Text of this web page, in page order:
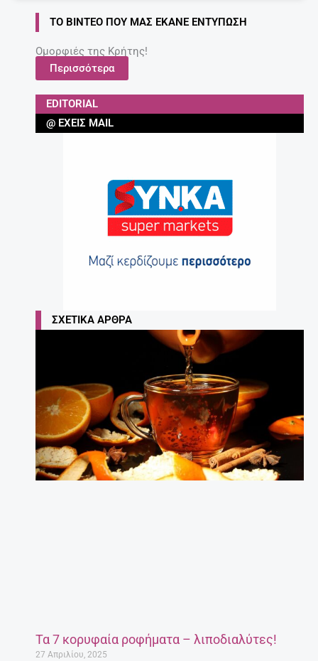
ΤΟ ΒΊΝΤΕΟ ΠΟΥ ΜΑΣ ΈΚΑΝΕ ΕΝΤΎΠΩΣΗ
Ομορφιές της Κρήτης!
Περισσότερα
EDITORIAL
@ ΈΧΕΙΣ MAIL
ΣΧΕΤΙΚΆ ΆΡΘΡΑ
Τα 7 κορυφαία ροφήματα – λιποδιαλύτες!
27 Απριλίου, 2025